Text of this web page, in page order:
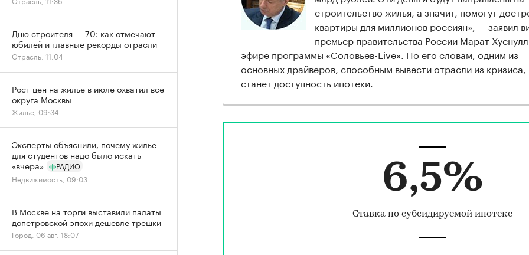
строительство жилья, а значит, помогут
квартиры для миллионов россиян», — заявил
премьер правительства России Марат
эфире программы «Соловьев-Live». По его словам, одним из
основных драйверов, способным вывести отрасли из кризиса,
станет доступность ипотеки.
6,5%
Ставка по субсидируемой ипотеке
Дню строителя — 70: как отмечают
юбилей и главные рекорды отрасли
Отрасль, 11:04
Рост цен на жилье в июле охватил все
округа Москвы
Жилье, 09:34
Эксперты объяснили, почему жилье
для студентов надо было искать
«вчера»
РАДИО
Недвижимость, 09:03
В Москве на торги выставили палаты
допетровской эпохи дешевле трешки
Город, 06 авг, 18:07